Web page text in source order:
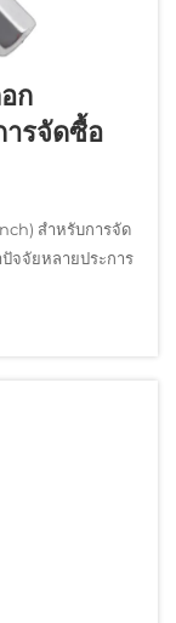
ก
รจัดซื้อ
สำหรับการจัด
จจัยหลายประการ
ป็นต้องประเมิน
คนิค...